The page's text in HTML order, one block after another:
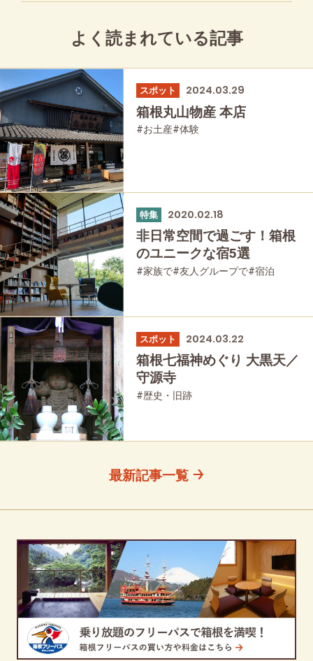
よく読まれている記事
スポット 2024.03.29
箱根丸山物産 本店
#お土産#体験
特集 2020.02.18
非日常空間で過ごす！箱根
のユニークな宿5選
#家族で#友人グループで#宿泊
スポット 2024.03.22
箱根七福神めぐり 大黒天／
守源寺
#歴史・旧跡
最新記事一覧